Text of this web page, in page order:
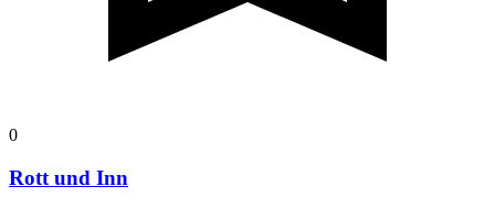
0
Rott und Inn